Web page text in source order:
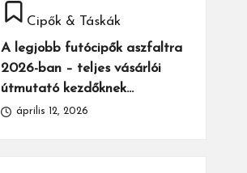
Cipők & Táskák
A legjobb futócipők aszfaltra
2026-ban – teljes vásárlói
útmutató kezdőknek…
április 12, 2026